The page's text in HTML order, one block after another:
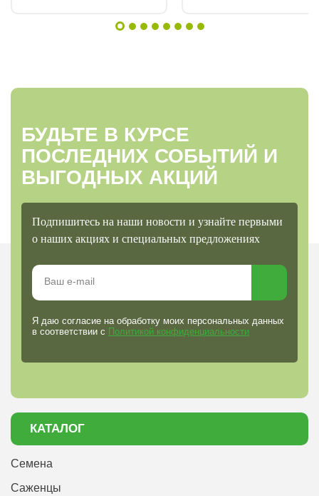
БУДЬТЕ В КУРСЕ
ПОСЛЕДНИХ СОБЫТИЙ И
ВЫГОДНЫХ АКЦИЙ
Подпишитесь на наши новости и узнайте первыми
о наших акциях и специальных предложениях
Я даю согласие на обработку моих персональных данных
в соответствии с Политикой конфиденциальности
КАТАЛОГ
Семена
Саженцы